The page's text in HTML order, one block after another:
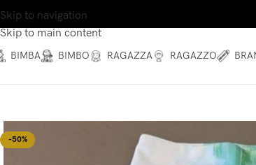
Skip to navigation
Skip to main content
BIMBA BIMBO RAGAZZA RAGAZZO
-50%